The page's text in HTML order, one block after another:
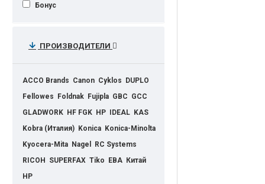
Бонус
ПРОИЗВОДИТЕЛИ
ACCO Brands Canon Cyklos
DUPLO
Fellowes
Foldnak Fujipla GBC GCC
GLADWORK HF FGK HP IDEAL KAS
Kobra (Италия) Konica Konica-Minolta
Kyocera-Mita Nagel
RC Systems
RICOH
SUPERFAX Tiko ЕВА Китай
НР